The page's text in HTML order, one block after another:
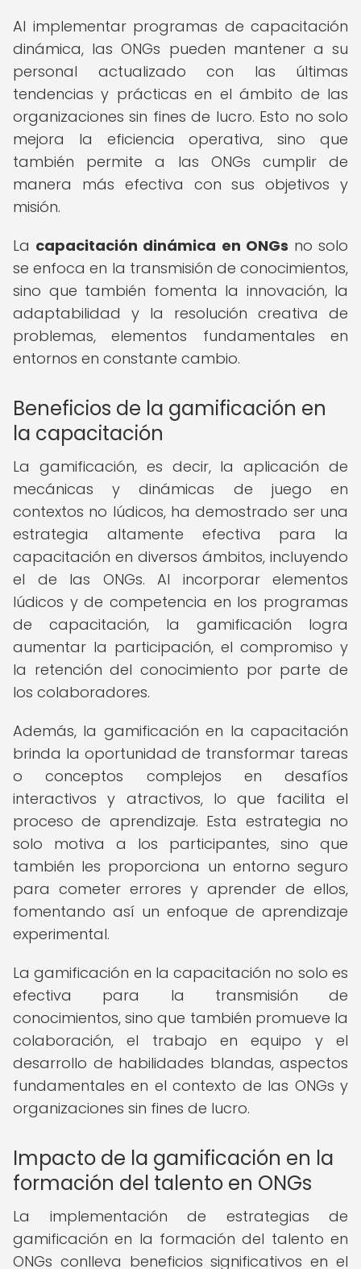
Al implementar programas de capacitación
dinámica, las ONGs pueden mantener a su
personal actualizado con las últimas
tendencias y prácticas en el ámbito de las
organizaciones sin fines de lucro. Esto no solo
mejora la eficiencia operativa, sino que
también permite a las ONGs cumplir de
manera más efectiva con sus objetivos y
misión.
La capacitación dinámica en ONGs no solo
se enfoca en la transmisión de conocimientos,
sino que también fomenta la innovación, la
adaptabilidad y la resolución creativa de
problemas, elementos fundamentales en
entornos en constante cambio.
Beneficios de la gamificación en
la capacitación
La gamificación, es decir, la aplicación de
mecánicas y dinámicas de juego en
contextos no lúdicos, ha demostrado ser una
estrategia altamente efectiva para la
capacitación en diversos ámbitos, incluyendo
el de las ONGs. Al incorporar elementos
lúdicos y de competencia en los programas
de capacitación, la gamificación logra
aumentar la participación, el compromiso y
la retención del conocimiento por parte de
los colaboradores.
Además, la gamificación en la capacitación
brinda la oportunidad de transformar tareas
o conceptos complejos en desafíos
interactivos y atractivos, lo que facilita el
proceso de aprendizaje. Esta estrategia no
solo motiva a los participantes, sino que
también les proporciona un entorno seguro
para cometer errores y aprender de ellos,
fomentando así un enfoque de aprendizaje
experimental.
La gamificación en la capacitación no solo es
efectiva para la transmisión de
conocimientos, sino que también promueve la
colaboración, el trabajo en equipo y el
desarrollo de habilidades blandas, aspectos
fundamentales en el contexto de las ONGs y
organizaciones sin fines de lucro.
Impacto de la gamificación en la
formación del talento en ONGs
La implementación de estrategias de
gamificación en la formación del talento en
ONGs conlleva beneficios significativos en el